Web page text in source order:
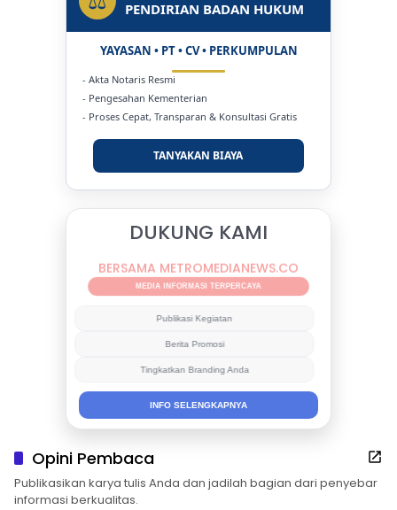
PENDIRIAN BADAN HUKUM
YAYASAN • PT • CV • PERKUMPULAN
- Akta Notaris Resmi
- Pengesahan Kementerian
- Proses Cepat, Transparan & Konsultasi Gratis
TANYAKAN BIAYA
DUKUNG KAMI
BERSAMA METROMEDIANEWS.CO
MEDIA INFORMASI TERPERCAYA
Publikasi Kegiatan
Berita Promosi
Tingkatkan Branding Anda
INFO SELENGKAPNYA
Opini Pembaca
Publikasikan karya tulis Anda dan jadilah bagian dari penyebar
informasi berkualitas.